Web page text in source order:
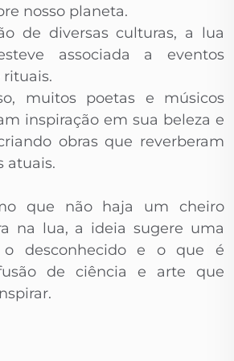
nosso planeta.
de diversas culturas, a lua
associada a eventos
muitos poetas e músicos
inspiração em sua beleza e
obras que reverberam
atuais.
que não haja um cheiro
na lua, a ideia sugere uma
o desconhecido e o que é
de ciência e arte que